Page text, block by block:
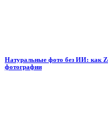
Натуральные фото без ИИ: как
фотографии